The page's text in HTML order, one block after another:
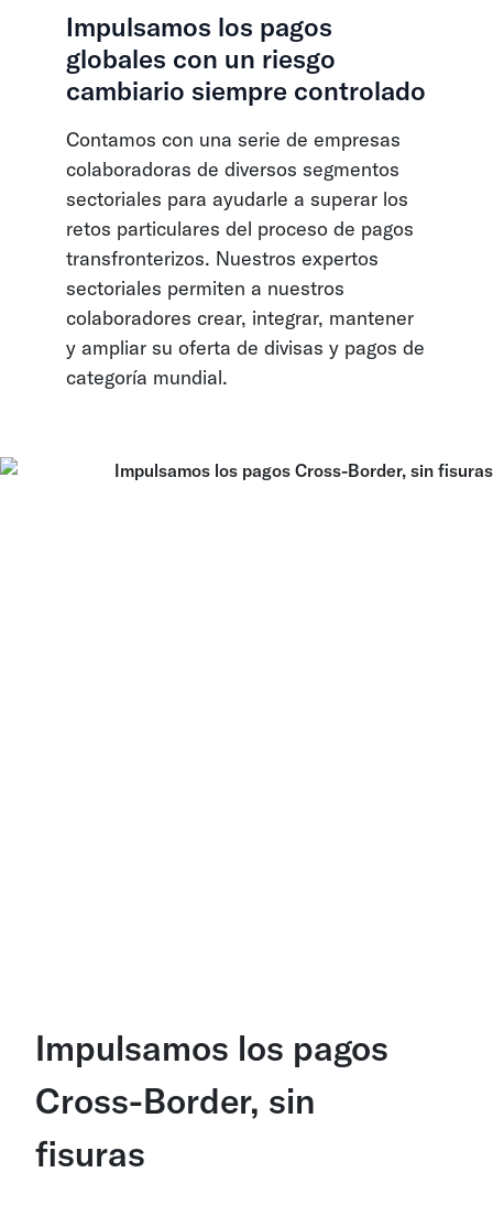
Impulsamos los pagos
globales con un riesgo
cambiario siempre controlado
Contamos con una serie de empresas
colaboradoras de diversos segmentos
sectoriales para ayudarle a superar los
retos particulares del proceso de pagos
transfronterizos. Nuestros expertos
sectoriales permiten a nuestros
colaboradores crear, integrar, mantener
y ampliar su oferta de divisas y pagos de
categoría mundial.
Impulsamos los pagos
Cross-Border, sin
fisuras